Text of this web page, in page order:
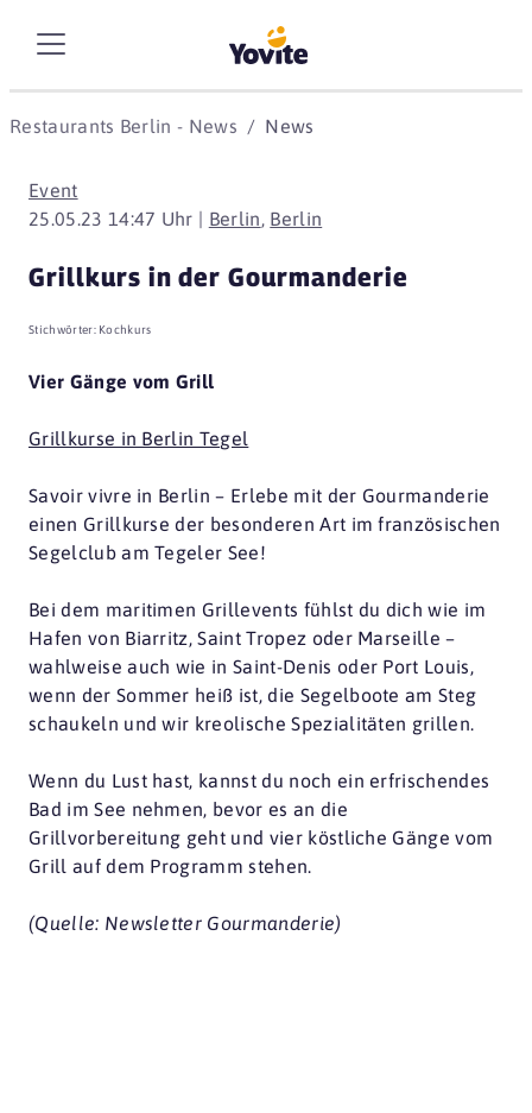
Restaurants Berlin - News News
Event
25.05.23 14:47 Uhr | Berlin, Berlin
Grillkurs in der Gourmanderie
Stichwörter: Kochkurs
Vier Gänge vom Grill
Grillkurse in Berlin Tegel
Savoir vivre in Berlin – Erlebe mit der Gourmanderie
einen Grillkurse der besonderen Art im französischen
Segelclub am Tegeler See!
Bei dem maritimen Grillevents fühlst du dich wie im
Hafen von Biarritz, Saint Tropez oder Marseille –
wahlweise auch wie in Saint-Denis oder Port Louis,
wenn der Sommer heiß ist, die Segelboote am Steg
schaukeln und wir kreolische Spezialitäten grillen.
Wenn du Lust hast, kannst du noch ein erfrischendes
Bad im See nehmen, bevor es an die
Grillvorbereitung geht und vier köstliche Gänge vom
Grill auf dem Programm stehen.
(Quelle: Newsletter Gourmanderie)